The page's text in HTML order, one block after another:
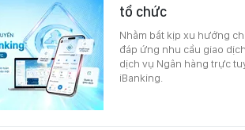
tổ chức
Nhằm bắt kịp xu hướng
đáp ứng nhu cầu giao
dịch vụ Ngân hàng trực
iBanking.